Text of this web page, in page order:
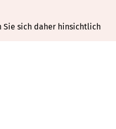
Sie sich daher hinsichtlich